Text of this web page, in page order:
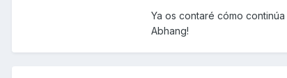
Ya os contaré cómo
Abhang!